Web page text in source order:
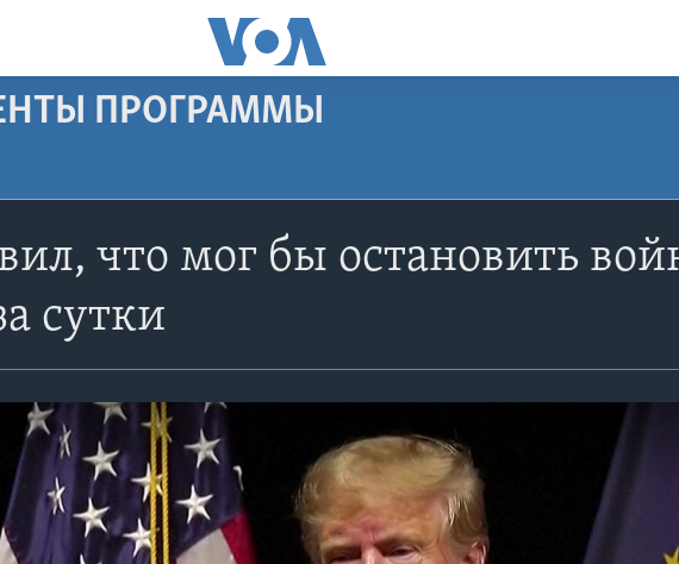
ПРОГРАММЫ
что мог бы остановить
сутки